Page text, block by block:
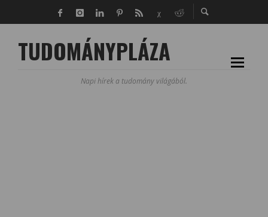
TUDOMÁNYPLÁZA
Napi hírek a tudomány világából.